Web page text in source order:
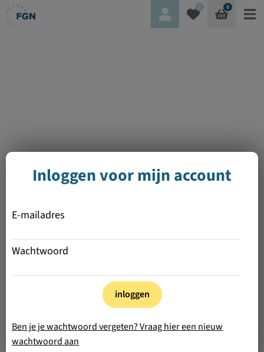
0 0
Inloggen voor mijn account
E-mailadres
Wachtwoord
inloggen
Ben je je wachtwoord vergeten? Vraag hier een nieuw
wachtwoord aan